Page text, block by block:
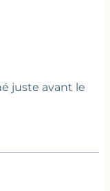
juste avant le